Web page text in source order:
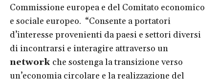
Commissione europea e del Comitato economico
e sociale europeo. “Consente a portatori
d’interesse provenienti da paesi e settori diversi
di incontrarsi e interagire attraverso un
network che sostenga la transizione verso
un’economia circolare e la realizzazione del